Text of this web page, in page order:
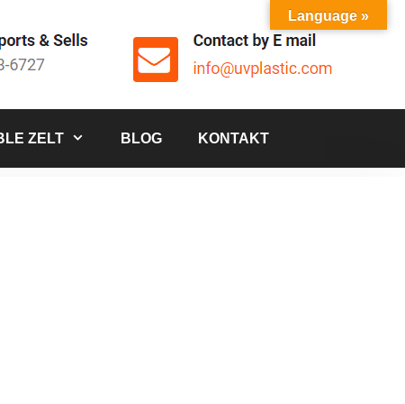
ZELT BLOG KONTAKT
Language »